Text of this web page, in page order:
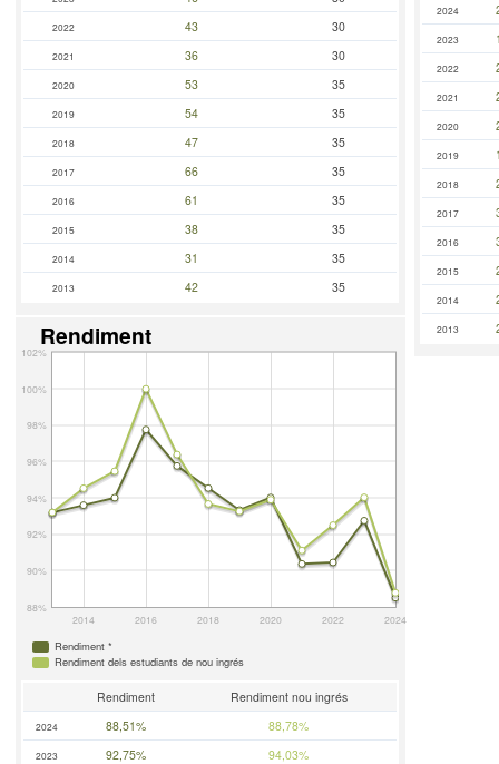
2024
2023
2022
2021
2020
2019
2018
2017
2016
2015
2014
2013
2022 43 30
2021 36 30
2020 53 35
2019 54 35
2018 47 35
2017 66 35
2016 61 35
2015 38 35
2014 31 35
2013 42 35
Rendiment
2014 2016 2018 2020 2022 2024
88%
90%
92%
94%
96%
98%
100%
102%
Rendiment *
Rendiment dels estudiants de nou ingrés
Rendiment Rendiment nou ingrés
2024 88,51% 88,78%
2023 92,75% 94,03%